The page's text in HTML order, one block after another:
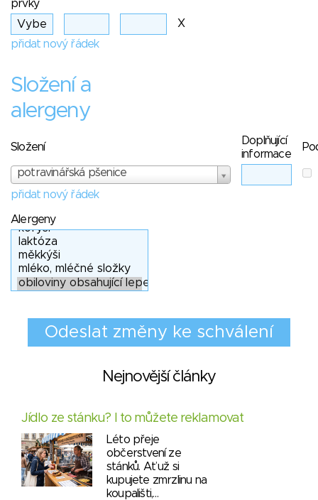
prvky
X
přidat nový řádek
Složení a
alergeny
Složení
Doplňující
informace
potravinářská pšenice
přidat nový řádek
Alergeny
Nejnovější články
Jídlo ze stánku? I to můžete reklamovat
Léto přeje
občerstvení ze
stánků. Ať už si
kupujete zmrzlinu na
koupališti,…